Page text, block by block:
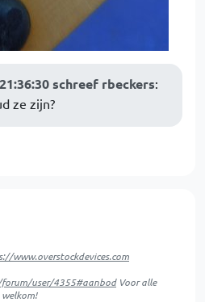
schreef rbeckers:
ze zijn?
www.overstockdevices.com
user/4355#aanbodVoor alle